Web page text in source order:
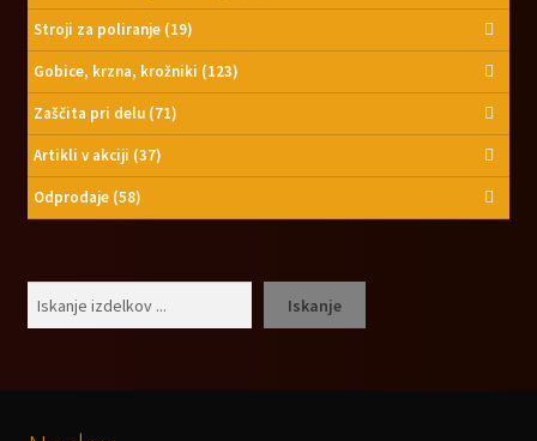
Stroji za poliranje (19)
Gobice, krzna, krožniki (123)
Zaščita pri delu (71)
Artikli v akciji (37)
Odprodaje (58)
Iskanje